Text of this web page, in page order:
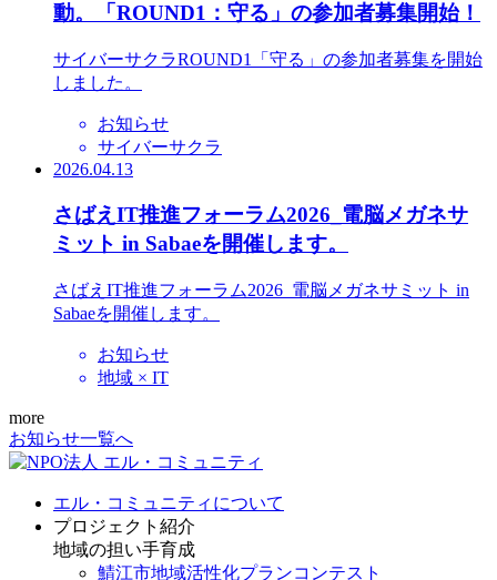
動。「ROUND1：守る」の参加者募集開始！
サイバーサクラROUND1「守る」の参加者募集を開始
しました。
お知らせ
サイバーサクラ
2026.04.13
さばえIT推進フォーラム2026_電脳メガネサ
ミット in Sabaeを開催します。
さばえIT推進フォーラム2026_電脳メガネサミット in
Sabaeを開催します。
お知らせ
地域 × IT
more
お知らせ一覧へ
エル・コミュニティについて
プロジェクト紹介
地域の担い手育成
鯖江市地域活性化プランコンテスト